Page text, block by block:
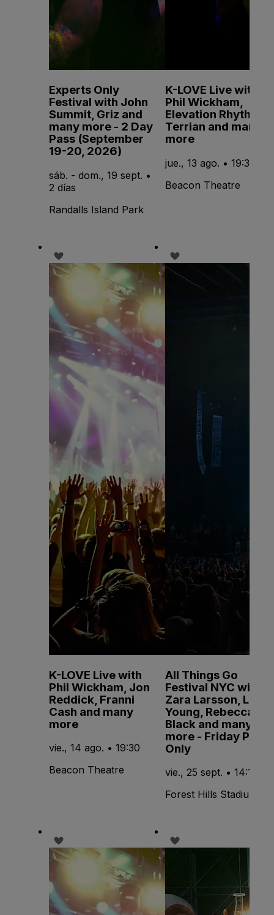
Experts Only
Festival with John
Summit, Griz and
many more - 2 Day
Pass (September
19-20, 2026)
sáb. - dom., 19 sept. •
2 días
Randalls Island Park
K-LOVE Live with
Phil Wickham,
Elevation Rhythm,
Terrian and many
more
jue., 13 ago. • 19:30
Beacon Theatre
K-LOVE Live with
Phil Wickham, Jon
Reddick, Franni
Cash and many
more
vie., 14 ago. • 19:30
Beacon Theatre
All Things Go
Festival NYC with
Zara Larsson, Lola
Young, Rebecca
Black and many
more - Friday Pass
Only
vie., 25 sept. • 14:15
Forest Hills Stadium